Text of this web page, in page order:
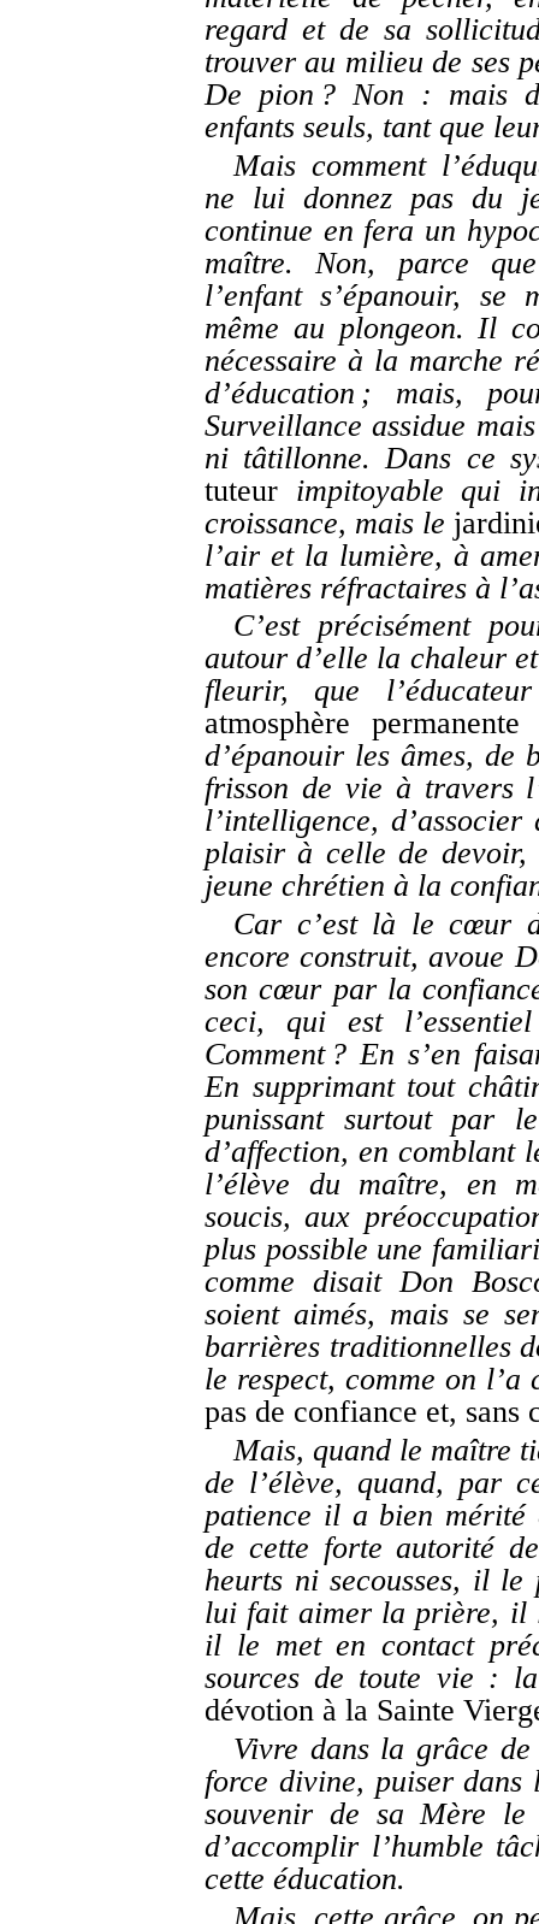
regard et de sa
trouver au milieu de ses
De pion ? Non : mais
enfants seuls, tant que
Mais comment
ne lui donnez pas du
continue en fera un
maître. Non, parce
l’enfant s’épanouir, se
même au plongeon. Il
nécessaire à la marche
d’éducation ; mais,
Surveillance assidue
ni tâtillonne. Dans ce
tuteur impitoyable qui
croissance, mais le
l’air et la lumière, à
matières réfractaires à
C’est précisément
autour d’elle la chaleur
fleurir, que
atmosphère permanente
d’épanouir les âmes, de
frisson de vie à travers
l’intelligence,
plaisir à celle de
jeune chrétien à la
Car c’est là le cœur
encore construit, avoue
son cœur par la
ceci, qui est
Comment ? En s’en
En supprimant tout
punissant surtout par
d’affection, en comblant
l’élève du maître, en
soucis, aux
plus possible une
comme disait Don
soient aimés, mais se
barrières traditionnelles
le respect, comme on
pas de confiance et, sans
Mais, quand le maître
de l’élève, quand, par
patience il a bien mérité
de cette forte autorité
heurts ni secousses, il
lui fait aimer la prière, il
il le met en contact
sources de toute vie :
dévotion à la Sainte
Vivre dans la grâce
force divine, puiser dans
souvenir de sa Mère
d’accomplir l’humble
cette éducation.
Mais, cette grâce, on